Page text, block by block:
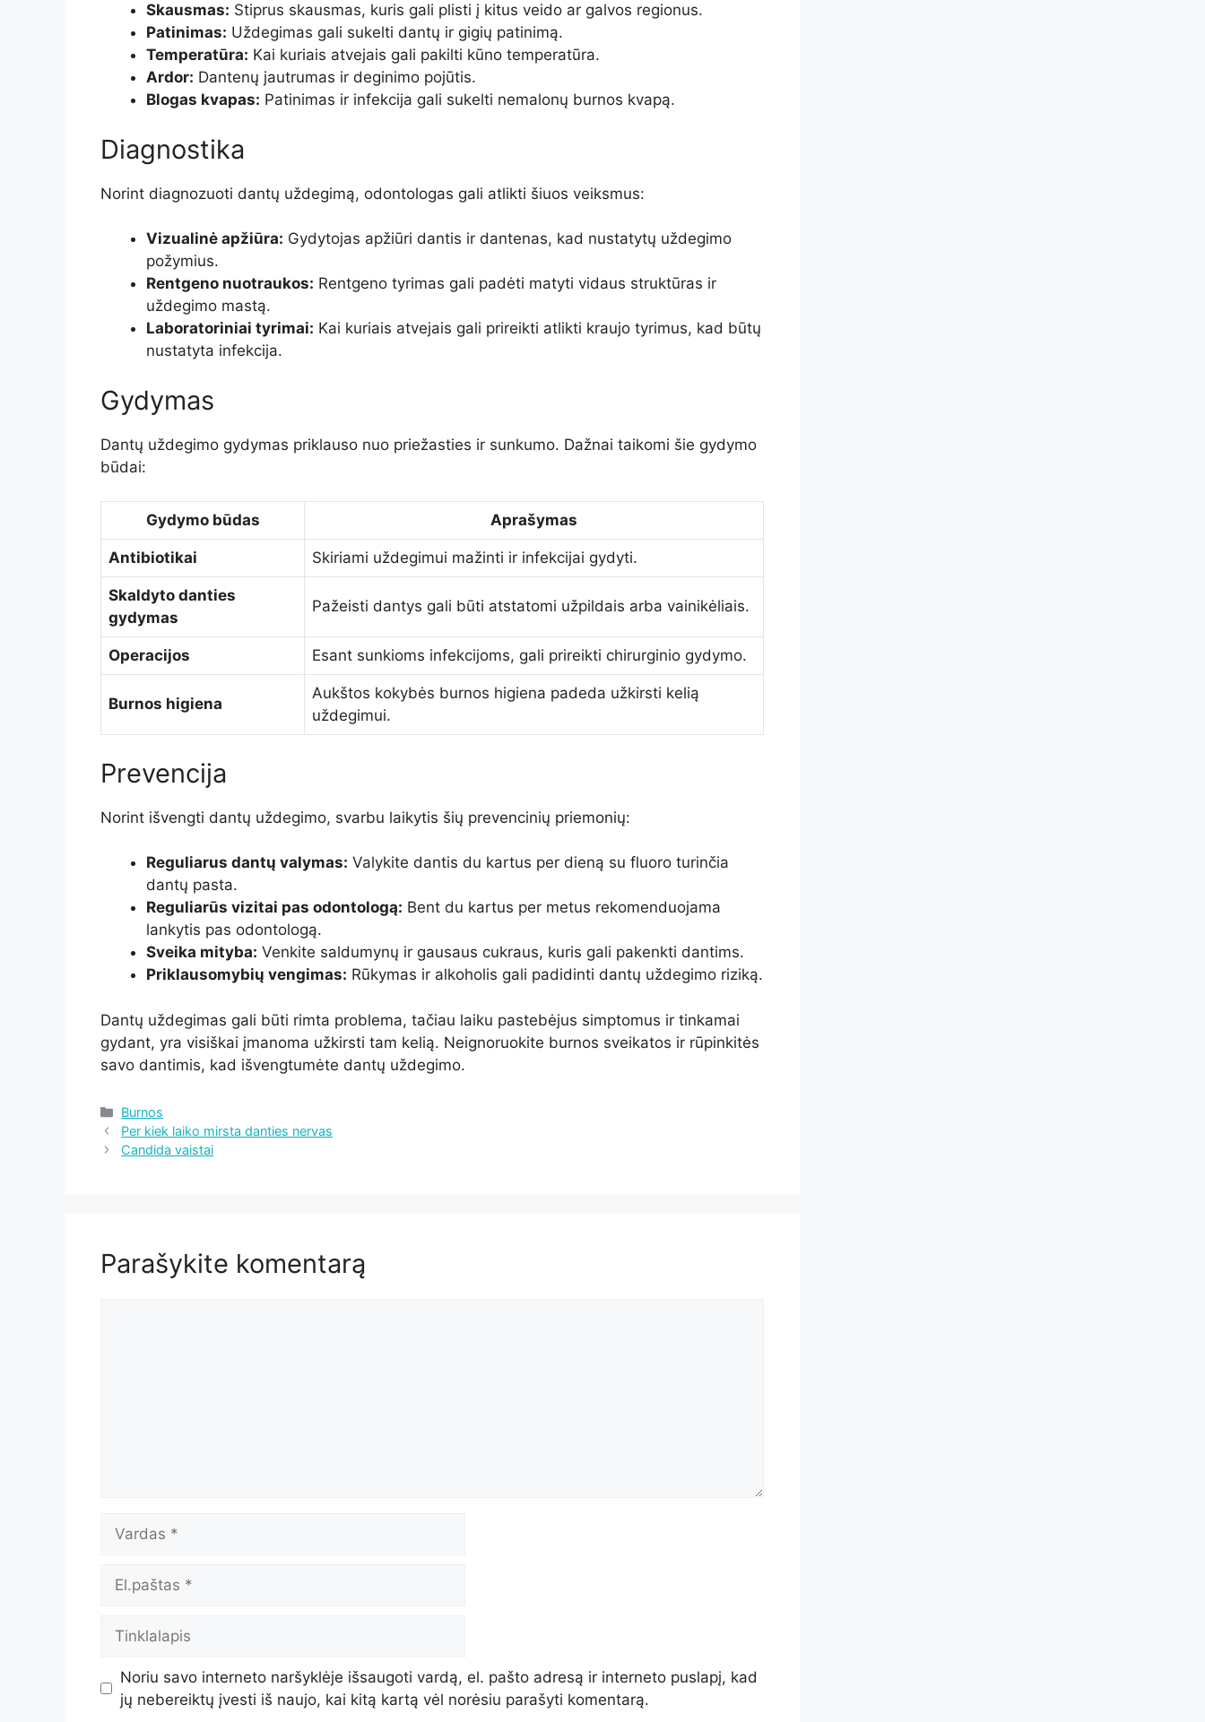
Skausmas: Stiprus skausmas, kuris gali plisti į kitus veido ar galvos regionus.
Patinimas: Uždegimas gali sukelti dantų ir gigių patinimą.
Temperatūra: Kai kuriais atvejais gali pakilti kūno temperatūra.
Ardor: Dantenų jautrumas ir deginimo pojūtis.
Blogas kvapas: Patinimas ir infekcija gali sukelti nemalonų burnos kvapą.
Diagnostika
Norint diagnozuoti dantų uždegimą, odontologas gali atlikti šiuos veiksmus:
Vizualinė apžiūra: Gydytojas apžiūri dantis ir dantenas, kad nustatytų uždegimo
požymius.
Rentgeno nuotraukos: Rentgeno tyrimas gali padėti matyti vidaus struktūras ir
uždegimo mastą.
Laboratoriniai tyrimai: Kai kuriais atvejais gali prireikti atlikti kraujo tyrimus, kad būtų
nustatyta infekcija.
Gydymas
Dantų uždegimo gydymas priklauso nuo priežasties ir sunkumo. Dažnai taikomi šie gydymo
būdai:
Gydymo būdas Aprašymas
Antibiotikai Skiriami uždegimui mažinti ir infekcijai gydyti.
Skaldyto danties
gydymas
Pažeisti dantys gali būti atstatomi užpildais arba vainikėliais.
Operacijos Esant sunkioms infekcijoms, gali prireikti chirurginio gydymo.
Burnos higiena
Aukštos kokybės burnos higiena padeda užkirsti kelią
uždegimui.
Prevencija
Norint išvengti dantų uždegimo, svarbu laikytis šių prevencinių priemonių:
Reguliarus dantų valymas: Valykite dantis du kartus per dieną su fluoro turinčia
dantų pasta.
Reguliarūs vizitai pas odontologą: Bent du kartus per metus rekomenduojama
lankytis pas odontologą.
Sveika mityba: Venkite saldumynų ir gausaus cukraus, kuris gali pakenkti dantims.
Priklausomybių vengimas: Rūkymas ir alkoholis gali padidinti dantų uždegimo riziką.
Dantų uždegimas gali būti rimta problema, tačiau laiku pastebėjus simptomus ir tinkamai
gydant, yra visiškai įmanoma užkirsti tam kelią. Neignoruokite burnos sveikatos ir rūpinkitės
savo dantimis, kad išvengtumėte dantų uždegimo.
Kategorijos
Burnos
Per kiek laiko mirsta danties nervas
Candida vaistai
Parašykite komentarą
Noriu savo interneto naršyklėje išsaugoti vardą, el. pašto adresą ir interneto puslapį, kad
jų nebereiktų įvesti iš naujo, kai kitą kartą vėl norėsiu parašyti komentarą.